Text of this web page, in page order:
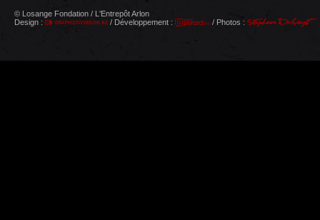
© Losange Fondation / L'Entrepôt Arlon
Design :
/ Développement : / Photos :